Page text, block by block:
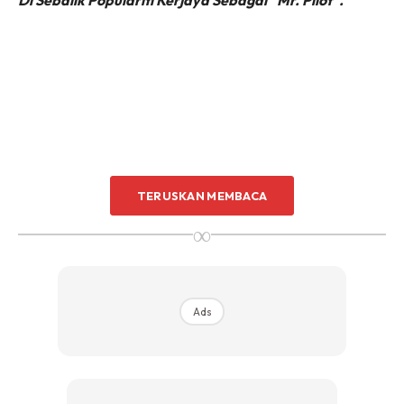
TERUSKAN MEMBACA
∞
Ads